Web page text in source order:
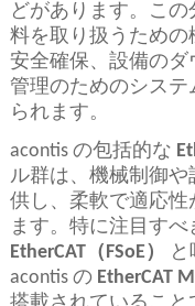
どがあります。こ
料を取り扱うため
安全確保、設備の
管理のためのシス
られます。
acontis の包括的な
ル群は、機械制御
供し、柔軟で適応性
ます。特に注目すべ
EtherCAT（ FSoE）
acontis の EtherCAT